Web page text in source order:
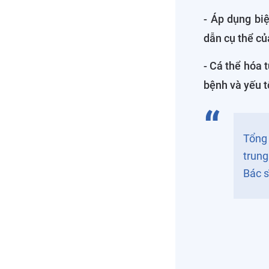
- Áp dụng
dẫn cụ thể
- Cá thể hóa
bệnh và yếu
Bác